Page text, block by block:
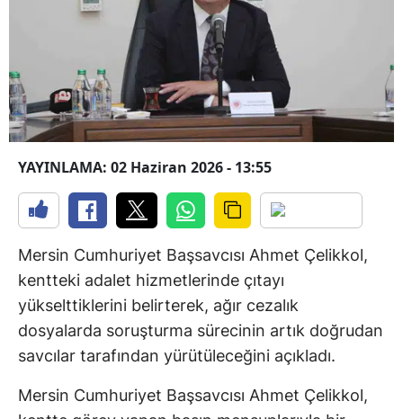
YAYINLAMA: 02 Haziran 2026 - 13:55
Mersin Cumhuriyet Başsavcısı Ahmet Çelikkol,
kentteki adalet hizmetlerinde çıtayı
yükselttiklerini belirterek, ağır cezalık
dosyalarda soruşturma sürecinin artık doğrudan
savcılar tarafından yürütüleceğini açıkladı.
Mersin Cumhuriyet Başsavcısı Ahmet Çelikkol,